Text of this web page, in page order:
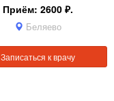
Приём: 2600 ₽.
Беляево
Записаться к врачу